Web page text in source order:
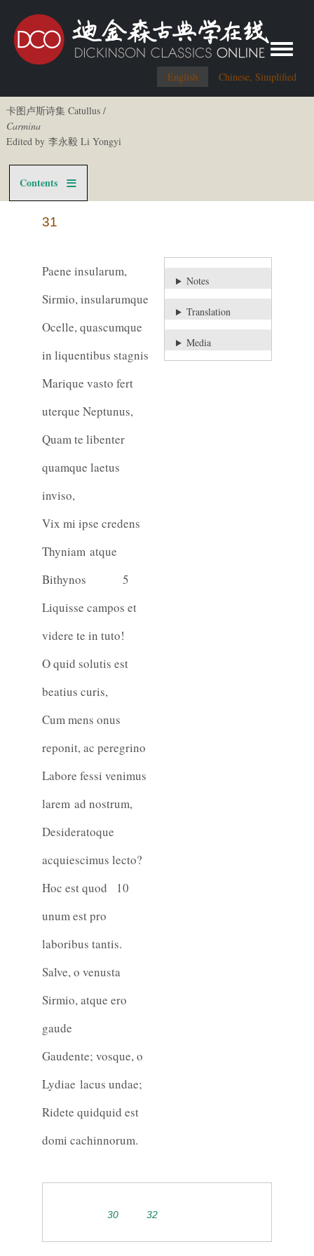
English Chinese, Simplified
Toggle
卡图卢斯诗集 Catullus /
Carmina
Edited by 李永毅 Li Yongyi
Contents
31
Paene insularum,
Sirmio, insularumque
Ocelle, quascumque
in liquentibus stagnis
Marique vasto fert
uterque Neptunus,
Quam te libenter
quamque laetus
inviso,
Vix mi ipse credens
Thyniam atque
Bithynos
5
Liquisse campos et
videre te in tuto!
O quid solutis est
beatius curis,
Cum mens onus
reponit, ac peregrino
Labore fessi venimus
larem ad nostrum,
Desideratoque
acquiescimus lecto?
10
Hoc est quod
unum est pro
laboribus tantis.
Salve, o venusta
Sirmio, atque ero
gaude
Gaudente; vosque, o
Lydiae lacus undae;
Ridete quidquid est
domi cachinnorum.
Notes
Translation
Media
30 32